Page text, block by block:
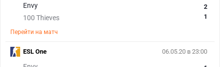
Envy
100 Thieves
2
1
Перейти на матч
06.05.20 в 23:00
ESL One